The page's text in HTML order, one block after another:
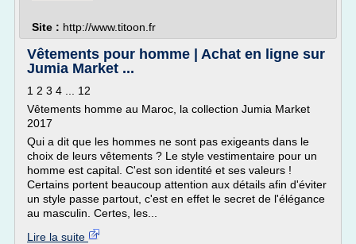
Site : http://www.titoon.fr
Vêtements pour homme | Achat en ligne sur
Jumia Market ...
1 2 3 4 ... 12
Vêtements homme au Maroc, la collection Jumia Market
2017
Qui a dit que les hommes ne sont pas exigeants dans le
choix de leurs vêtements ? Le style vestimentaire pour un
homme est capital. C'est son identité et ses valeurs !
Certains portent beaucoup attention aux détails afin d'éviter
un style passe partout, c'est en effet le secret de l'élégance
au masculin. Certes, les...
Lire la suite